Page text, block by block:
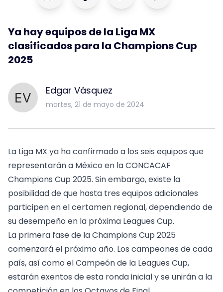
Ya hay equipos de la Liga MX
clasificados para la Champions Cup
2025
Edgar Vásquez
martes, 21 de mayo de 2024
La Liga MX ya ha confirmado a los seis equipos que
representarán a México en la CONCACAF
Champions Cup 2025. Sin embargo, existe la
posibilidad de que hasta tres equipos adicionales
participen en el certamen regional, dependiendo de
su desempeño en la próxima Leagues Cup.
La primera fase de la Champions Cup 2025
comenzará el próximo año. Los campeones de cada
país, así como el Campeón de la Leagues Cup,
estarán exentos de esta ronda inicial y se unirán a la